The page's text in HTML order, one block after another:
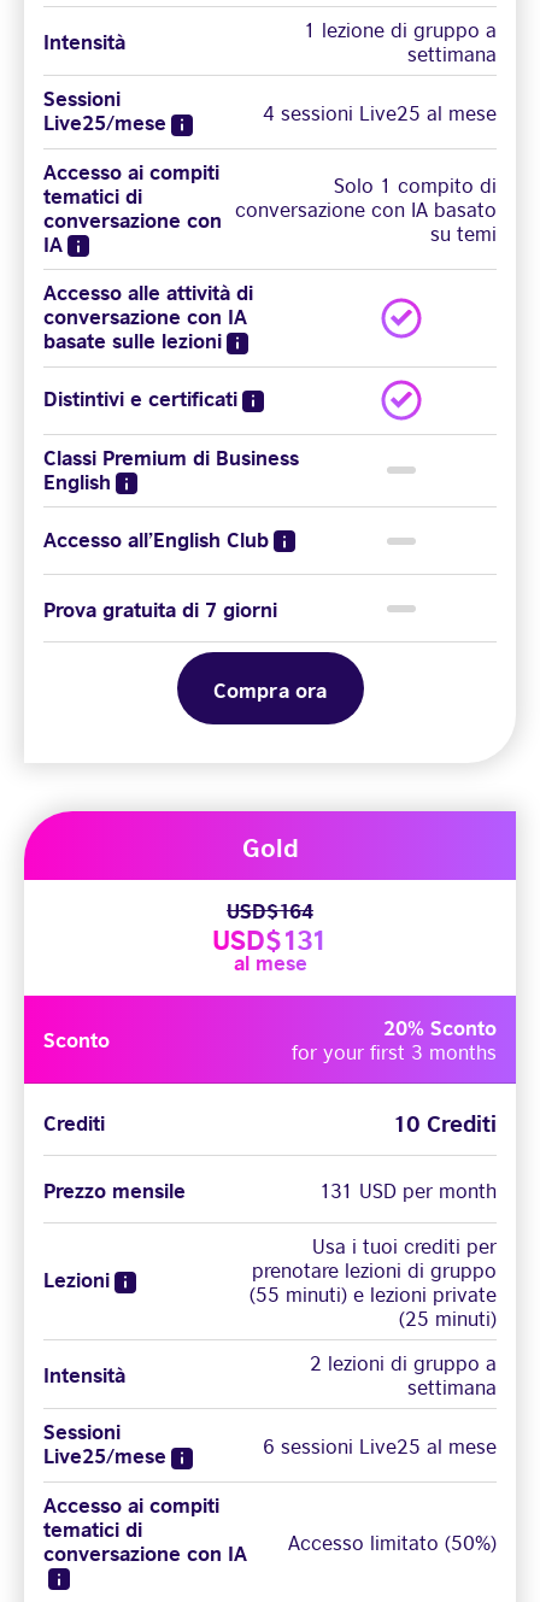
Gold
USD$164
USD$131
al mese
Sconto 20% Sconto
for your first 3 months
Crediti 10 Crediti
Prezzo mensile 131 USD per month
Lezioni
Usa i tuoi crediti per
prenotare lezioni di gruppo
(55 minuti) e lezioni private
(25 minuti)
Intensità
2 lezioni di gruppo a
settimana
Sessioni
Live25/mese
6 sessioni Live25 al mese
Accesso ai compiti
tematici di
conversazione con IA
Accesso limitato (50%)
Intensità
1 lezione di gruppo a
settimana
Sessioni
Live25/mese
4 sessioni Live25 al mese
Accesso ai compiti
tematici di
conversazione con
IA
Solo 1 compito di
conversazione con IA basato
su temi
Accesso alle attività di
conversazione con IA
basate sulle lezioni
Distintivi e certificati
Classi Premium di Business
English
Accesso all’English Club
Prova gratuita di 7 giorni
Compra ora